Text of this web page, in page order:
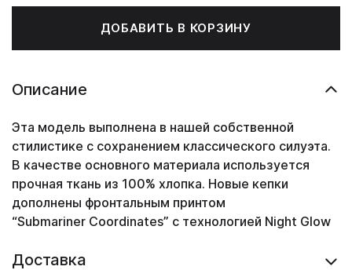
ДОБАВИТЬ В КОРЗИНУ
Описание
Эта модель выполнена в нашей собственной
стилистике с сохранением классического силуэта.
В качестве основного материала используется
прочная ткань из 100% хлопка. Новые кепки
дополнены фронтальным принтом
“Submariner Coordinates” с технологией Night Glow
Доставка